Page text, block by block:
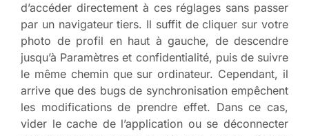
d’accéder directement à ces réglages sans passer
par un navigateur tiers. Il suffit de cliquer sur votre
photo de profil en haut à gauche, de descendre
jusqu’à Paramètres et confidentialité, puis de suivre
le même chemin que sur ordinateur. Cependant, il
arrive que des bugs de synchronisation empêchent
les modifications de prendre effet. Dans ce cas,
vider le cache de l’application ou se déconnecter